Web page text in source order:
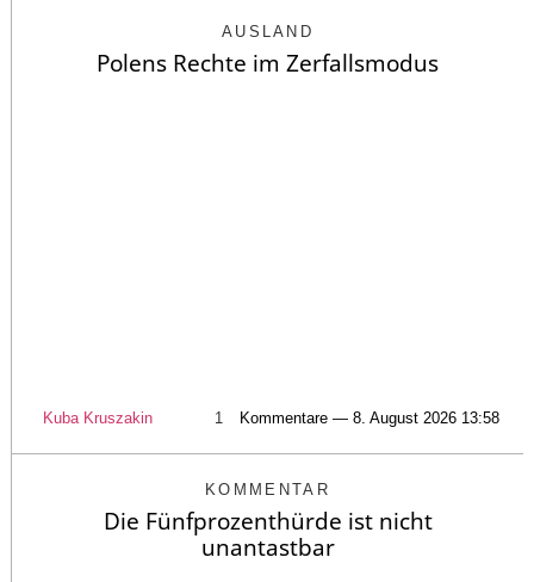
AUSLAND
Polens Rechte im Zerfallsmodus
Kuba Kruszakin 1 Kommentare — 8. August 2026 13:58
KOMMENTAR
Die Fünfprozenthürde ist nicht
unantastbar